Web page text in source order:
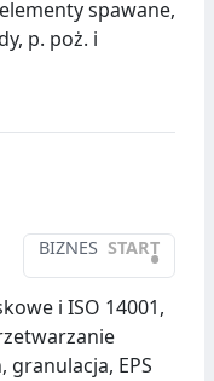
spawane,
p. poż. i
BIZNES START
•
i ISO 14001,
EPS